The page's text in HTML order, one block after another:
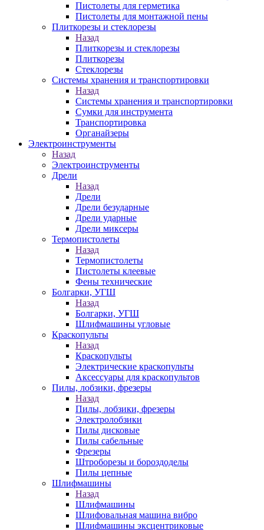
Пистолеты для герметика
Пистолеты для монтажной пены
Плиткорезы и стеклорезы
Назад
Плиткорезы и стеклорезы
Плиткорезы
Стеклорезы
Системы хранения и транспортировки
Назад
Системы хранения и транспортировки
Сумки для инструмента
Транспортировка
Органайзеры
Электроинструменты
Назад
Электроинструменты
Дрели
Назад
Дрели
Дрели безударные
Дрели ударные
Дрели миксеры
Термопистолеты
Назад
Термопистолеты
Пистолеты клеевые
Фены технические
Болгарки, УГШ
Назад
Болгарки, УГШ
Шлифмашины угловые
Краскопульты
Назад
Краскопульты
Электрические краскопульты
Аксессуары для краскопультов
Пилы, лобзики, фрезеры
Назад
Пилы, лобзики, фрезеры
Электролобзики
Пилы дисковые
Пилы сабельные
Фрезеры
Штроборезы и бороздоделы
Пилы цепные
Шлифмашины
Назад
Шлифмашины
Шлифовальная машина вибро
Шлифмашины эксцентриковые